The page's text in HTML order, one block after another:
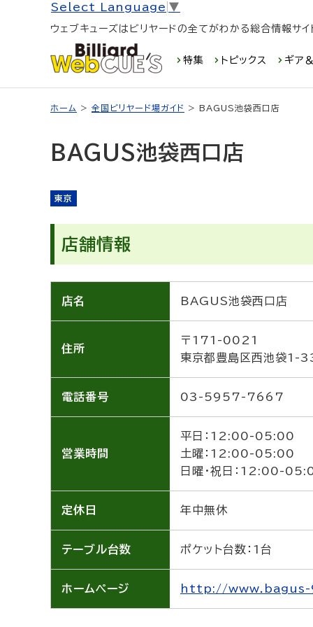
Select Language ▼
ウェブキューズはビリヤードの全てがわかる総合情報サイ
特集 トピックス ギア
ホーム > 全国ビリヤード場ガイド > BAGUS池袋西口店
BAGUS池袋西口店
東京
店舗情報
店名 BAGUS池袋西口店
住所
〒171-0021
東京都豊島区西池袋1-
電話番号 03-5957-7667
営業時間
平日：12:00-05:00
土曜：12:00-05:00
日曜・祝日：12:00-
定休日 年中無休
テーブル台数 ポケット台数：1台
ホームページ http://